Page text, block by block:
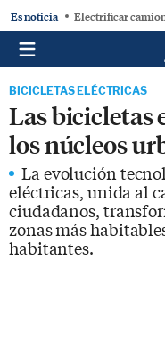
Es noticia Electrificar
BICICLETAS ELÉCTRICAS
Las bicicletas
los núcleos
La evolución
eléctricas, unida al
ciudadanos,
zonas más
habitantes.